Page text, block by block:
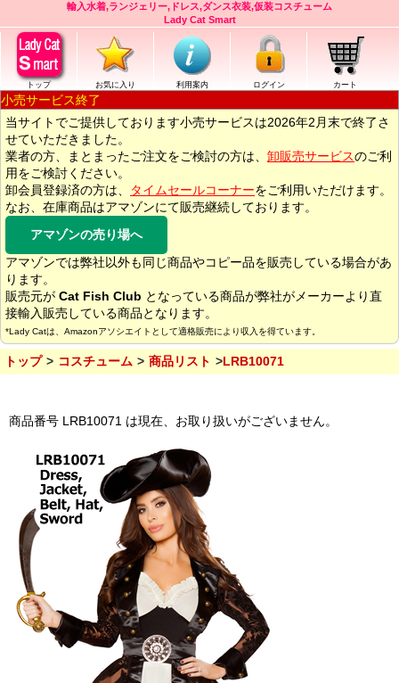
輸入水着,ランジェリー,ドレス,ダンス衣装,仮装コスチューム
Lady Cat Smart
トップ お気に入り 利用案内 ログイン カート
小売サービス終了
当サイトでご提供しております小売サービスは2026年2月末で終了さ
せていただきました。
業者の方、まとまったご注文をご検討の方は、 卸販売サービスのご利
用をご検討ください。
卸会員登録済の方は、
タイムセールコーナーをご利用いただけます。
なお、在庫商品はアマゾンにて販売継続しております。
アマゾンの売り場へ
アマゾンでは弊社以外も同じ商品やコピー品を販売している場合があ
ります。
販売元が Cat Fish Club となっている商品が弊社がメーカーより直
接輸入販売している商品となります。
*Lady Catは、Amazonアソシエイトとして適格販売により収入を得ています。
トップ コスチューム 商品リスト LRB10071
商品番号 LRB10071 は現在、お取り扱いがございません。